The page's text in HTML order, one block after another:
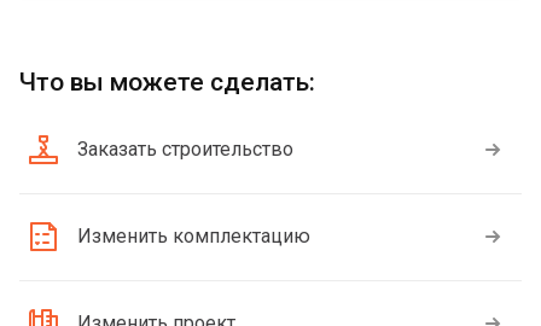
Что вы можете сделать:
Заказать строительство
Изменить комплектацию